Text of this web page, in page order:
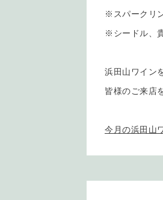
※スパークリ
※シードル、
浜田山ワイン
皆様のご来店
今月の浜田山